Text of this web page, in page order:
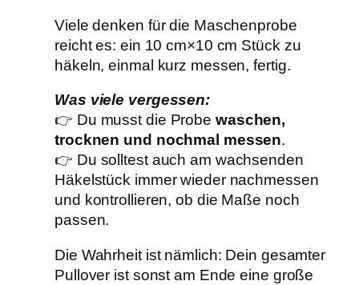
Viele denken für die Maschenprobe
reicht es: ein 10 cm×10 cm Stück zu
häkeln, einmal kurz messen, fertig.
Was viele vergessen:
👉 Du musst die Probe waschen,
trocknen und nochmal messen.
👉 Du solltest auch am wachsenden
Häkelstück immer wieder nachmessen
und kontrollieren, ob die Maße noch
passen.
Die Wahrheit ist nämlich: Dein gesamter
Pullover ist sonst am Ende eine große